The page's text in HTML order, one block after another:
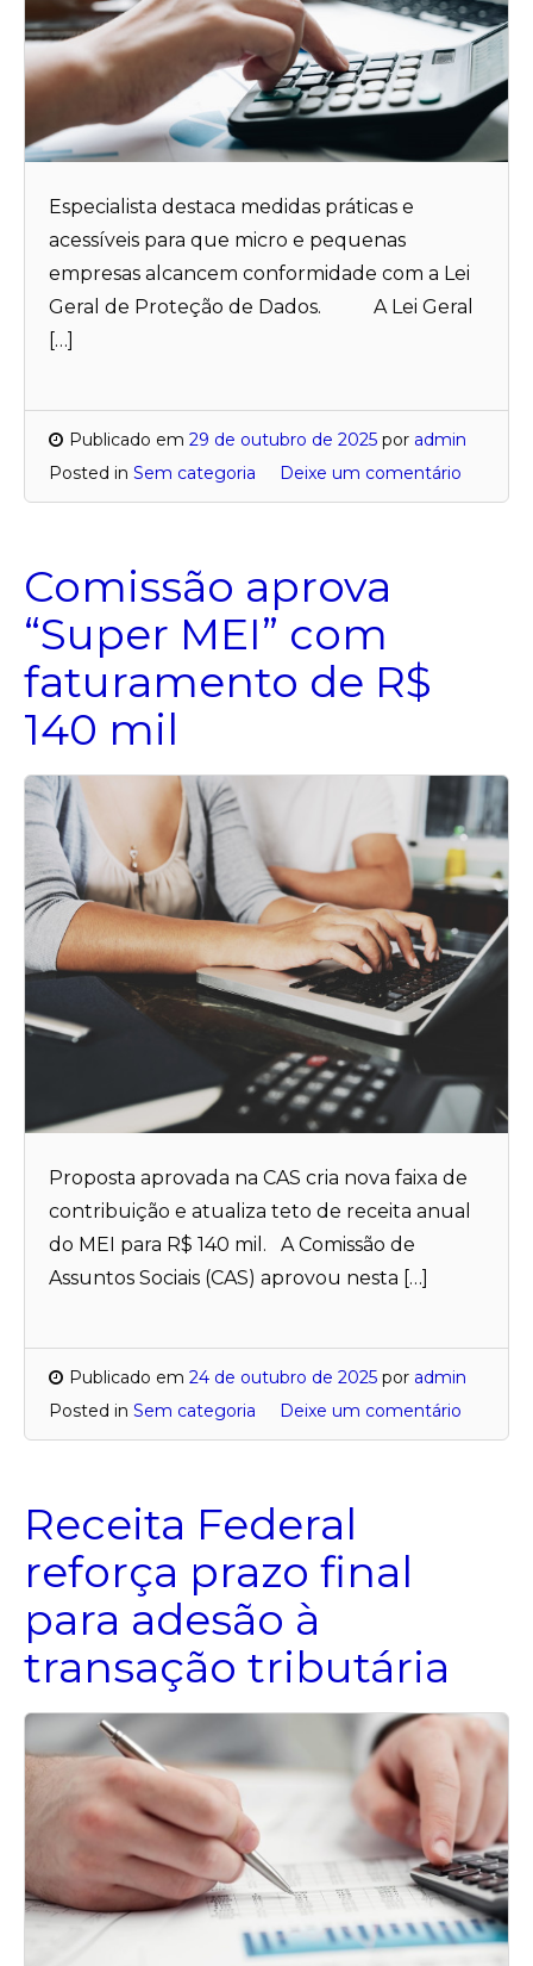
Especialista destaca medidas práticas e
acessíveis para que micro e pequenas
empresas alcancem conformidade com a Lei
Geral de Proteção de Dados. A Lei Geral
[…]
Publicado em 29 de outubro de 2025 por admin
Posted in Sem categoria Deixe um comentário
Comissão aprova
“Super MEI” com
faturamento de R$
140 mil
Proposta aprovada na CAS cria nova faixa de
contribuição e atualiza teto de receita anual
do MEI para R$ 140 mil. A Comissão de
Assuntos Sociais (CAS) aprovou nesta […]
Publicado em 24 de outubro de 2025 por admin
Posted in Sem categoria Deixe um comentário
Receita Federal
reforça prazo final
para adesão à
transação tributária